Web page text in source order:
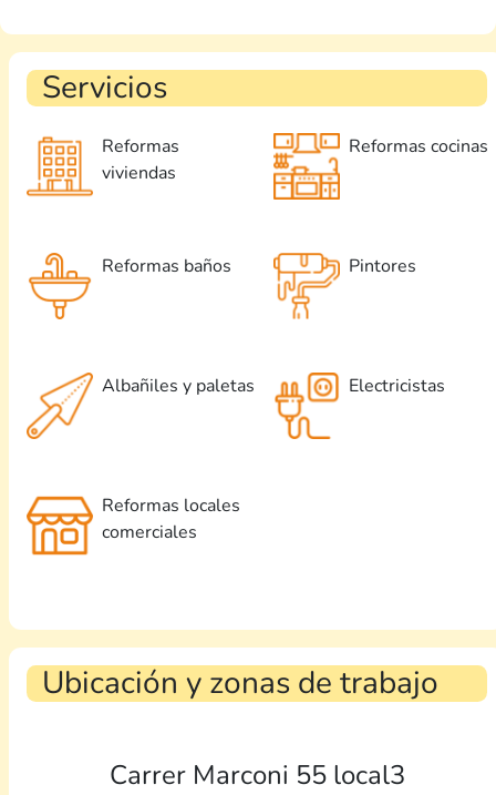
Servicios
Reformas
viviendas
Reformas cocinas
Reformas baños Pintores
Albañiles y paletas Electricistas
Reformas locales
comerciales
Ubicación y zonas de trabajo
Carrer Marconi 55 local3